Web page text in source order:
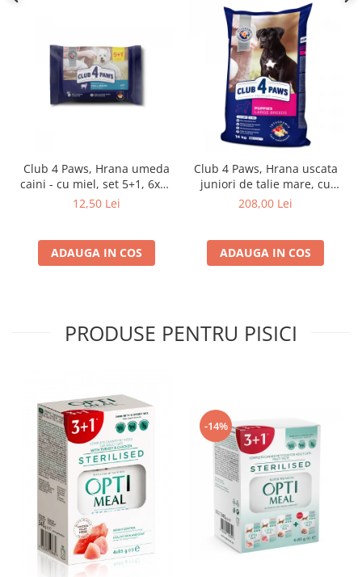
Club 4 Paws, Hrana umeda
caini - cu miel, set 5+1, 6x80
g
12,50 Lei
ADAUGA IN COS
Club 4 Paws, Hrana uscata
juniori de talie mare, cu
pui, 14kg
208,00 Lei
ADAUGA IN COS
PRODUSE PENTRU PISICI
-14%